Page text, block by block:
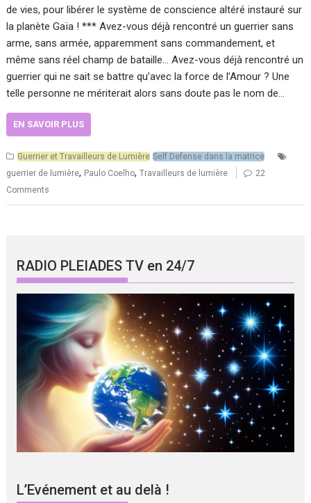
de vies, pour libérer le système de conscience altéré instauré sur
la planète Gaïa ! *** Avez-vous déjà rencontré un guerrier sans
arme, sans armée, apparemment sans commandement, et
même sans réel champ de bataille… Avez-vous déjà rencontré un
guerrier qui ne sait se battre qu’avec la force de l’Amour ? Une
telle personne ne mériterait alors sans doute pas le nom de…
EN SAVOIR PLUS
Guerrier et Travailleurs de Lumière Self Defense dans la matrice
guerrier de lumière, Paulo Coelho,Travailleurs de lumière
22
Comments
RADIO PLEIADES TV en 24/7
L’Evénement et au delà !